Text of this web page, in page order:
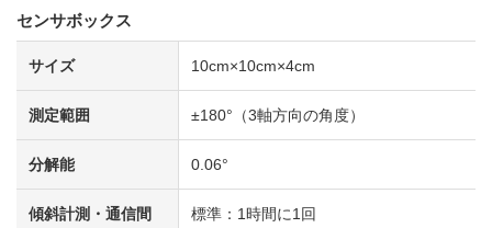
センサボックス
サイズ 10cm×10cm×4cm
測定範囲 ±180°（3軸方向の角度）
分解能 0.06°
傾斜計測・通信間
標準：1時間に1回